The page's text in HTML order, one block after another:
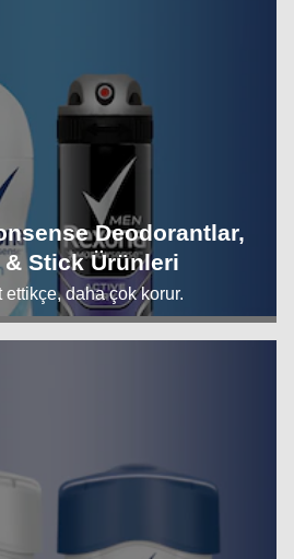
Deodorantlar,
Stick Ürünleri
ettikçe, daha çok korur.